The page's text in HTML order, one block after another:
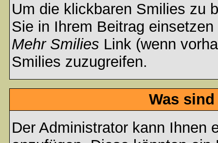
Um die klickbaren Smilies zu
Sie in Ihrem Beitrag
Mehr Smilies Link (wenn
Smilies zuzugreifen.
Was
Der Administrator kann Ihnen